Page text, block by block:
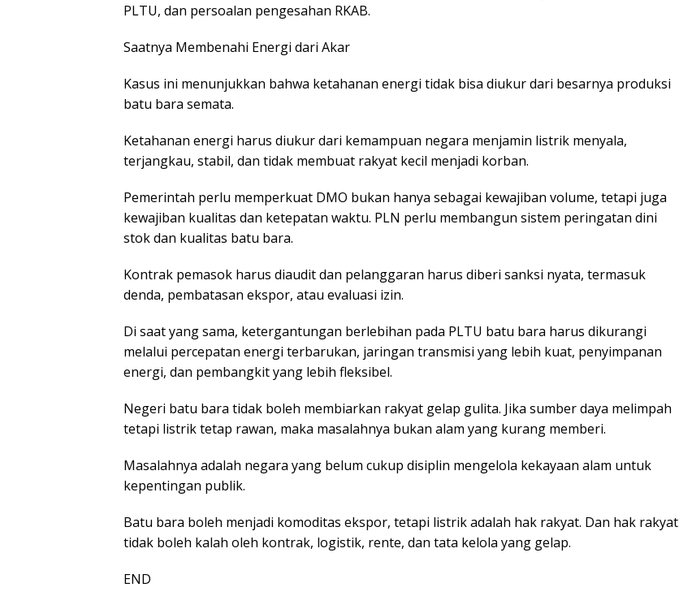
PLTU, dan persoalan pengesahan RKAB.
Saatnya Membenahi Energi dari Akar
Kasus ini menunjukkan bahwa ketahanan energi tidak bisa diukur dari besarnya produksi
batu bara semata.
Ketahanan energi harus diukur dari kemampuan negara menjamin listrik menyala,
terjangkau, stabil, dan tidak membuat rakyat kecil menjadi korban.
Pemerintah perlu memperkuat DMO bukan hanya sebagai kewajiban volume, tetapi juga
kewajiban kualitas dan ketepatan waktu. PLN perlu membangun sistem peringatan dini
stok dan kualitas batu bara.
Kontrak pemasok harus diaudit dan pelanggaran harus diberi sanksi nyata, termasuk
denda, pembatasan ekspor, atau evaluasi izin.
Di saat yang sama, ketergantungan berlebihan pada PLTU batu bara harus dikurangi
melalui percepatan energi terbarukan, jaringan transmisi yang lebih kuat, penyimpanan
energi, dan pembangkit yang lebih fleksibel.
Negeri batu bara tidak boleh membiarkan rakyat gelap gulita. Jika sumber daya melimpah
tetapi listrik tetap rawan, maka masalahnya bukan alam yang kurang memberi.
Masalahnya adalah negara yang belum cukup disiplin mengelola kekayaan alam untuk
kepentingan publik.
Batu bara boleh menjadi komoditas ekspor, tetapi listrik adalah hak rakyat. Dan hak rakyat
tidak boleh kalah oleh kontrak, logistik, rente, dan tata kelola yang gelap.
END